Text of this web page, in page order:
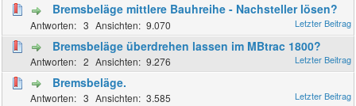
Bremsbeläge mittlere Bauhreihe - Nachsteller lösen?
3 9.070
Bremsbeläge überdrehen lassen im MBtrac 1800?
2 9.276
Bremsbeläge.
3 3.585